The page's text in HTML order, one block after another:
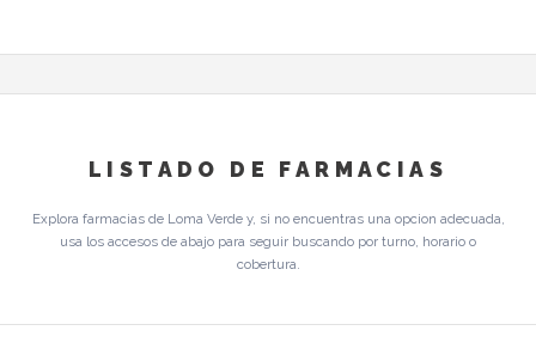
LISTADO DE FARMACIAS
Explora farmacias de Loma Verde y, si no encuentras una opcion adecuada,
usa los accesos de abajo para seguir buscando por turno, horario o
cobertura.